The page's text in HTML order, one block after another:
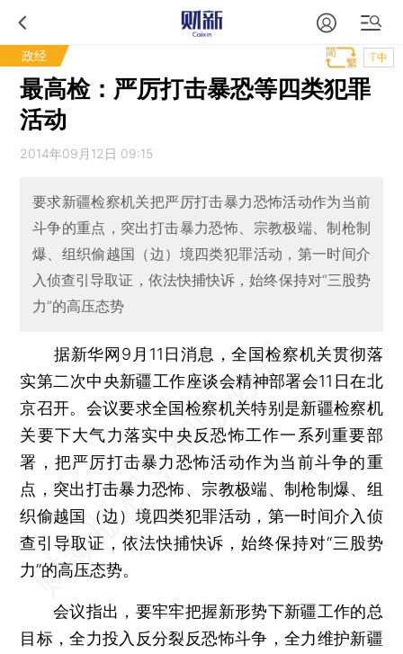
政经 T中
最高检：严厉打击暴恐等四类犯罪
活动
2014年09月12日 09:15
要求新疆检察机关把严厉打击暴力恐怖活动作为当前
斗争的重点，突出打击暴力恐怖、宗教极端、制枪制
爆、组织偷越国（边）境四类犯罪活动，第一时间介
入侦查引导取证，依法快捕快诉，始终保持对“三股势
力”的高压态势
据新华网9月11日消息，全国检察机关贯彻落
实第二次中央新疆工作座谈会精神部署会11日在北
京召开。会议要求全国检察机关特别是新疆检察机
关要下大气力落实中央反恐怖工作一系列重要部
署，把严厉打击暴力恐怖活动作为当前斗争的重
点，突出打击暴力恐怖、宗教极端、制枪制爆、组
织偷越国（边）境四类犯罪活动，第一时间介入侦
查引导取证，依法快捕快诉，始终保持对“三股势
力”的高压态势。
会议指出，要牢牢把握新形势下新疆工作的总
目标，全力投入反分裂反恐怖斗争，全力维护新疆